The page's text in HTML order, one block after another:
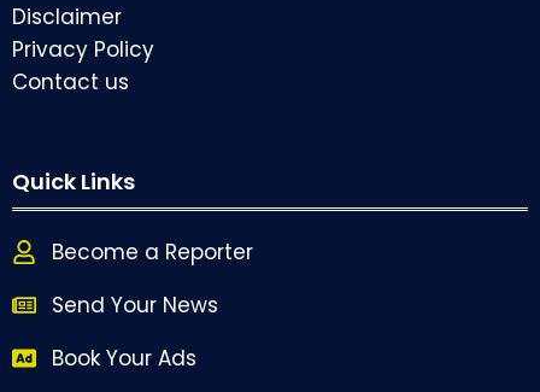
Disclaimer
Privacy Policy
Contact us
Quick Links
Become a Reporter
Send Your News
Book Your Ads